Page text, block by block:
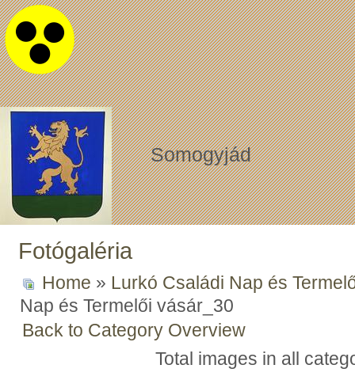
Somogyjád
Fotógaléria
Home » Lurkó Családi Nap és
Nap és Termelői vásár_30
Back to Category Overview
Total images in all